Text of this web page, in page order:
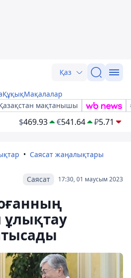
Қаз
ҚұқықМақалалар
мақтанышы
$469.93 €541.64 ₽5.71
Саясат жаңалықтары
17:30, 01 маусым 2023
Саясат
ұлықтау